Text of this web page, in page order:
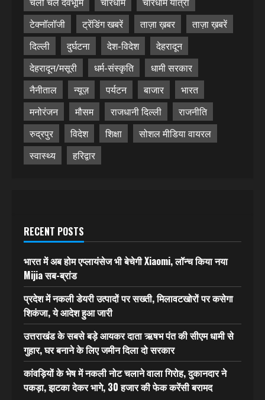
टेक्नॉलॉजी
ट्रेंडिंग खबरें ताज़ा ख़बर
ताज़ा ख़बरें
दिल्ली
दुर्घटना देश-विदेश
देहरादून
देहरादून/मसूरी
धर्म-संस्कृति
धामी सरकार
नैनीताल
न्यूज़ पर्यटन बाजार
भारत
मनोरंजन
मौसम राजधानी दिल्ली
राजनीति
रुद्रपुर
विदेश शिक्षा
सोशल मीडिया वायरल
स्वास्थ्य
हरिद्वार
RECENT POSTS
भारत में अब होम एप्लायंसेज भी बेचेगी Xiaomi, लॉन्च किया नया
Mijia सब-ब्रांड
प्रदेश में नकली डेयरी उत्पादों पर सख्ती, मिलावटखोरों पर कसेगा
शिकंजा, ये आदेश हुआ जारी
उत्तराखंड के सबसे बड़े आयकर दाता ऋषभ पंत की सीएम धामी से
गुहार, घर बनाने के लिए जमीन दिला दो सरकार
कांवड़ियों के भेष में नकली नोट चलाने वाला गिरोह, दुकानदार ने
पकड़ा, झटका देकर भागे, 30 हजार की फेक करेंसी बरामद